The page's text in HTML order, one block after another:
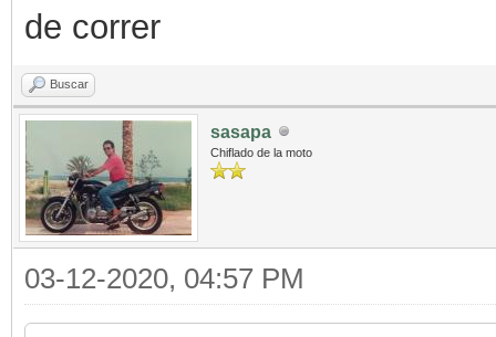
de correr
Buscar
sasapa
Chiflado de la moto
03-12-2020, 04:57 PM